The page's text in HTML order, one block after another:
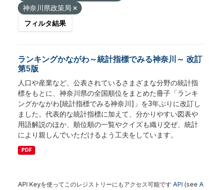
神奈川県政策局
フィルタ結果
ランキングかながわ～統計指標でみる神奈川～ 改訂
第5版
人口や産業など、公表されているさまざまな分野の統計指
標をもとに、神奈川県の全国順位をまとめた冊子「ランキ
ングかながわ[統計指標でみる神奈川]」を3年ぶりに改訂し
ました。代表的な統計指標に加えて、分かりやすい図表や
用語解説のほか、順位順の一覧やクイズも織り交ぜ、統計
により親しんでいただけるよう工夫をしています。
PDF
API Keyを使ってこのレジストリーにもアクセス可能です API (see A